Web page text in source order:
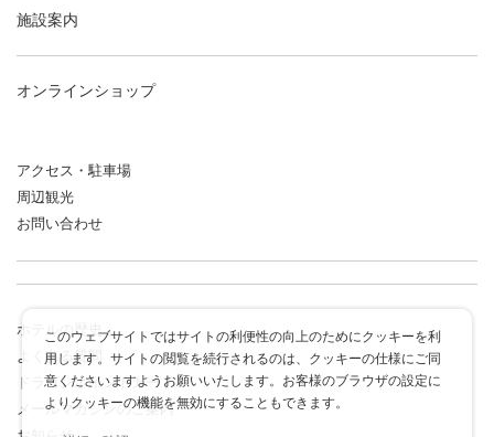
このウェブサイトではサイトの利便性の向上のためにクッキーを利
用します。サイトの閲覧を続行されるのは、クッキーの仕様にご同
意くださいますようお願いいたします。お客様のブラウザの設定に
よりクッキーの機能を無効にすることもできます。
施設案内
オンラインショップ
アクセス・駐車場
周辺観光
お問い合わせ
ホテルの歴史
よくある質問
ドラゴンポイントカード
メールマガジンのご案内